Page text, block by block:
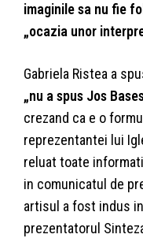
imaginile sa nu fie
„ocazia unor
Gabriela Ristea a
„nu a spus Jos
crezand ca e o
reprezentantei lui
reluat toate
in comunicatul de
artisul a fost indus
prezentatorul